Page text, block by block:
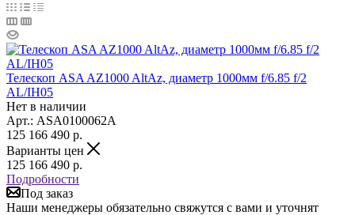
Телескоп ASA AZ1000 AltAz, диаметр 1000мм f/6.85 f/2
AL/IH05
Нет в наличии
Арт.: ASA0100062A
125 166 490 р.
Варианты цен
125 166 490 р.
Подробности
Под заказ
Наши менеджеры обязательно свяжутся с вами и уточнят